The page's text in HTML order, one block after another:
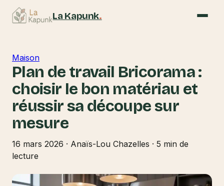
La Kapunk.
Maison
Plan de travail Bricorama :
choisir le bon matériau et
réussir sa découpe sur
mesure
16 mars 2026 · Anaïs-Lou Chazelles · 5 min de
lecture